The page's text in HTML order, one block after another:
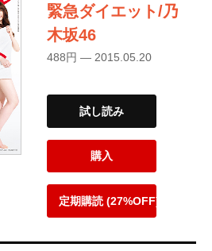
緊急ダイエット/乃
木坂46
488円 — 2015.05.20
試し読み
購入
定期購読 (27%OFF)